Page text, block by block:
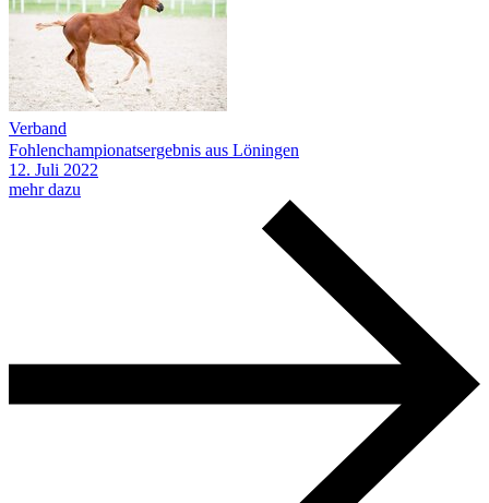
Verband
Fohlenchampionatsergebnis aus Löningen
12. Juli 2022
mehr dazu